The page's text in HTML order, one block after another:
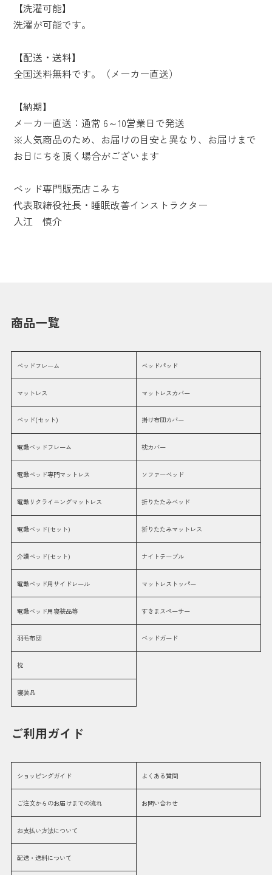
【洗濯可能】
洗濯が可能です。
【配送・送料】
全国送料無料です。（メーカー直送）
【納期】
メーカー直送：通常 6～10営業日で発送
※人気商品のため、お届けの目安と異なり、お届けまで
お日にちを頂く場合がございます
ベッド専門販売店こみち
代表取締役社長・睡眠改善インストラクター
入江 慎介
商品一覧
ベッドフレーム
マットレス
ベッド(セット)
電動ベッドフレーム
電動ベッド専門マットレス
電動リクライニングマットレス
電動ベッド(セット)
介護ベッド(セット)
電動ベッド用サイドレール
電動ベッド用寝装品等
羽毛布団
枕
寝装品
ベッドパッド
マットレスカバー
掛け布団カバー
枕カバー
ソファーベッド
折りたたみベッド
折りたたみマットレス
ナイトテーブル
マットレストッパー
すきまスペーサー
ベッドガード
ご利用ガイド
ショッピングガイド
ご注文からのお届けまでの流れ
お支払い方法について
配送・送料について
よくある質問
お問い合わせ